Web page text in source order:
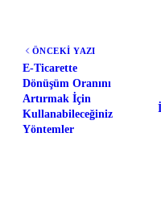
ÖNCEKİ YAZI
E-Ticarette
Dönüşüm Oranını
Artırmak İçin
Kullanabileceğiniz
Yöntemler